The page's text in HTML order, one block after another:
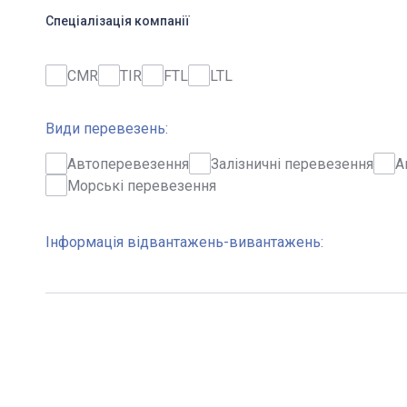
Спеціалізація компанії
CMR TIR FTL LTL
Види перевезень:
Автоперевезення Залізничні перевезення
Морські перевезення
Інформація відвантажень-вивантажень: